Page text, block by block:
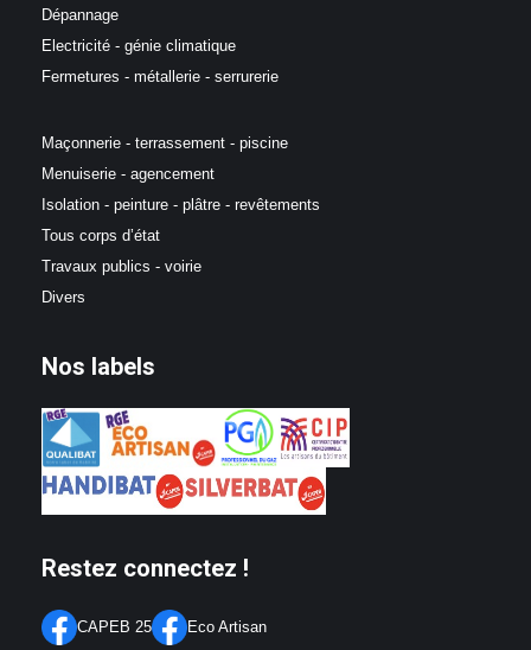
Dépannage
Electricité - génie climatique
Fermetures - métallerie - serrurerie
Maçonnerie - terrassement - piscine
Menuiserie - agencement
Isolation - peinture - plâtre - revêtements
Tous corps d’état
Travaux publics - voirie
Divers
Nos labels
Restez connectez !
CAPEB 25 Eco Artisan